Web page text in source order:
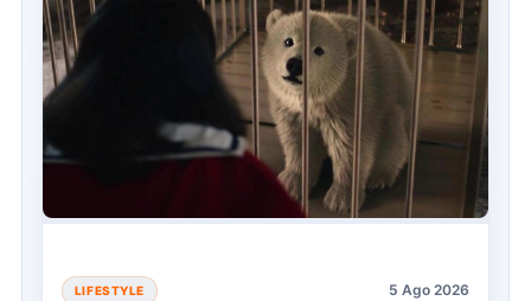
LIFESTYLE 5 Ago 2026